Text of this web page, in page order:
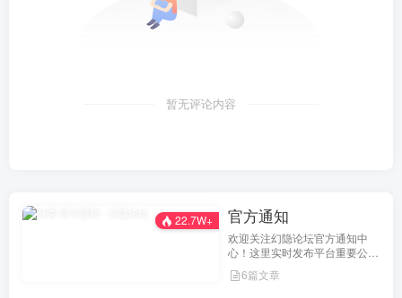
暂无评论内容
22.7W+ 官方通知
欢迎关注幻隐论坛官方通知中
心！这里实时发布平台重要公
提醒及用户权益说明，确保每位
6篇文章